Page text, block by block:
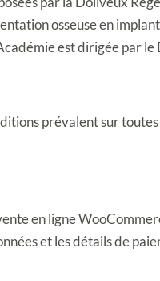
osseuse en
est dirigée par
prévalent sur
en ligne
et les détails de